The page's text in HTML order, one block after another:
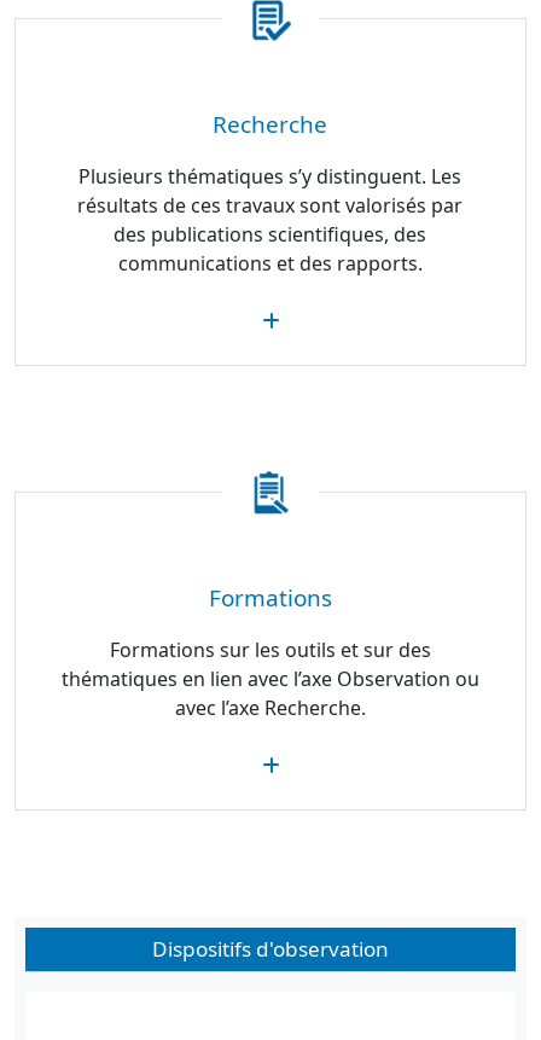
Recherche
Plusieurs thématiques s’y distinguent. Les
résultats de ces travaux sont valorisés par
des publications scientifiques, des
communications et des rapports.
Formations
Formations sur les outils et sur des
thématiques en lien avec l’axe Observation ou
avec l’axe Recherche.
Dispositifs d'observation